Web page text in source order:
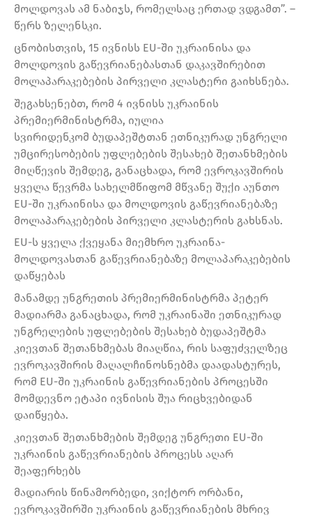
მოლდოვას ამ ნაბიჯს, რომელსაც ერთად ვდგამთ”. –
წერს ზელენსკი.
ცნობისთვის, 15 ივნისს EU-ში უკრაინისა და
მოლდოვის გაწევრიანებასთან დაკავშირებით
მოლაპარაკებების პირველი კლასტერი გაიხსნება.
შეგახსენებთ, რომ 4 ივნისს უკრაინის
პრემიერმინისტრმა, იულია
სვირიდენკომ ბუდაპეშტთან ეთნიკურად უნგრელი
უმცირესობების უფლებების შესახებ შეთანხმების
მიღწევის შემდეგ, განაცხადა, რომ ევროკავშირის
ყველა წევრმა სახელმწიფომ მწვანე შუქი აუნთო
EU-ში უკრაინისა და მოლდოვის გაწევრიანებაზე
მოლაპარაკებების პირველი კლასტერის გახსნას.
EU-ს ყველა ქვეყანა მიემხრო უკრაინა-
მოლდოვასთან გაწევრიანებაზე მოლაპარაკებების
დაწყებას
მანამდე უნგრეთის პრემიერმინისტრმა პეტერ
მადიარმა განაცხადა, რომ უკრაინაში ეთნიკურად
უნგრელების უფლებების შესახებ ბუდაპეშტმა
კიევთან შეთანხმებას მიაღწია, რის საფუძველზეც
ევროკავშირის მაღალჩინოსნებმა დაადასტურეს,
რომ EU-ში უკრაინის გაწევრიანების პროცესში
მომდევნო ეტაპი ივნისის შუა რიცხვებიდან
დაიწყება.
კიევთან შეთანხმების შემდეგ უნგრეთი EU-ში
უკრაინის გაწევრიანების პროცესს აღარ
შეაფერხებს
მადიარის წინამორბედი, ვიქტორ ორბანი,
ევროკავშირში უკრაინის გაწევრიანების მხრივ